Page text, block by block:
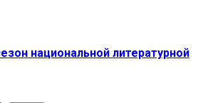
национальной литературной